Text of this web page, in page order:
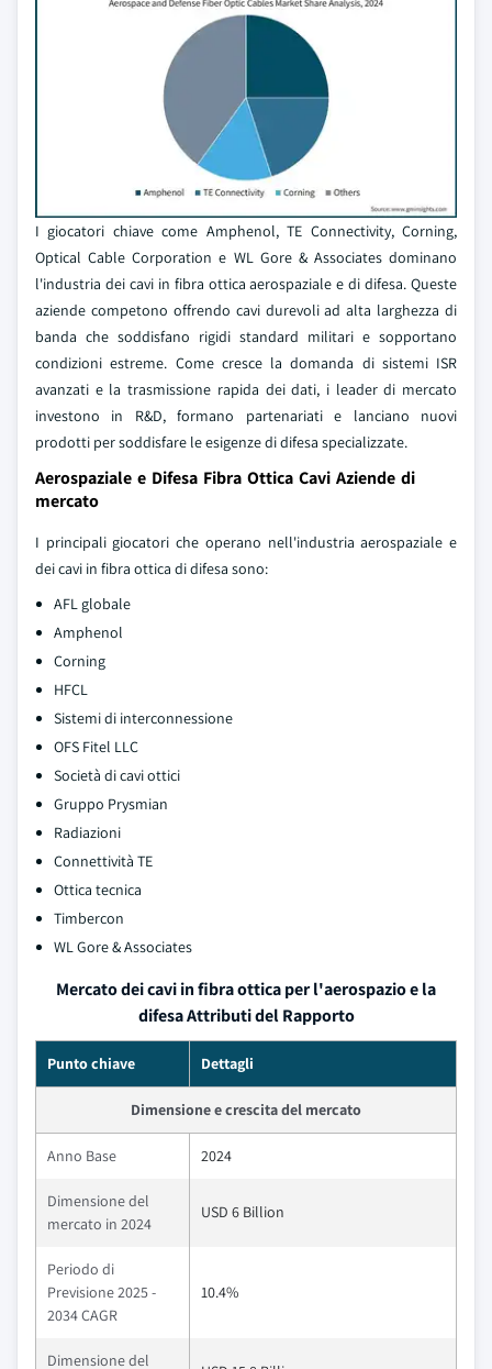
I giocatori chiave come Amphenol, TE Connectivity, Corning,
Optical Cable Corporation e WL Gore & Associates dominano
l'industria dei cavi in fibra ottica aerospaziale e di difesa. Queste
aziende competono offrendo cavi durevoli ad alta larghezza di
banda che soddisfano rigidi standard militari e sopportano
condizioni estreme. Come cresce la domanda di sistemi ISR
avanzati e la trasmissione rapida dei dati, i leader di mercato
investono in R&D, formano partenariati e lanciano nuovi
prodotti per soddisfare le esigenze di difesa specializzate.
Aerospaziale e Difesa Fibra Ottica Cavi Aziende di
mercato
I principali giocatori che operano nell'industria aerospaziale e
dei cavi in fibra ottica di difesa sono:
AFL globale
Amphenol
Corning
HFCL
Sistemi di interconnessione
OFS Fitel LLC
Società di cavi ottici
Gruppo Prysmian
Radiazioni
Connettività TE
Ottica tecnica
Timbercon
WL Gore & Associates
Mercato dei cavi in ​​fibra ottica per l'aerospazio e la
difesa Attributi del Rapporto
Punto chiave Dettagli
Dimensione e crescita del mercato
Anno Base 2024
Dimensione del
mercato in 2024
USD 6 Billion
Periodo di
Previsione 2025 -
2034 CAGR
10.4%
Dimensione del